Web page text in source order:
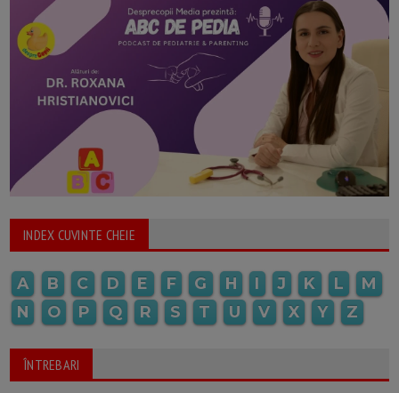
INDEX CUVINTE CHEIE
A B C D E F G H I J K L
M
N
O P Q R S T U V X Y Z
ÎNTREBARI